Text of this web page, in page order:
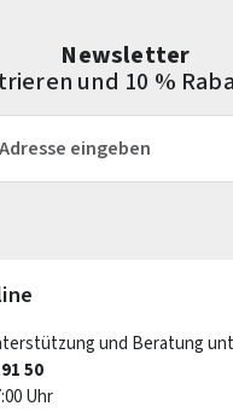
Newsletter
und 10 %
und Beratung
50
Uhr